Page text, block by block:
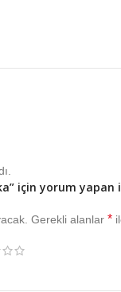
için yorum yapan
Gerekli alanlar *